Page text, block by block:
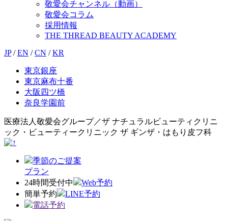
敬愛会チャンネル（動画）
敬愛会コラム
採用情報
THE THREAD BEAUTY ACADEMY
JP / EN / CN / KR
東京銀座
東京麻布十番
大阪四ツ橋
奈良学園前
医療法人敬愛会グループ／ザ ナチュラルビューティクリニ
ック・ビューティークリニック ザ ギンザ・はもり皮フ科
季節のご提案
プラン
24時間受付中
Web予約
簡単予約
LINE予約
電話予約